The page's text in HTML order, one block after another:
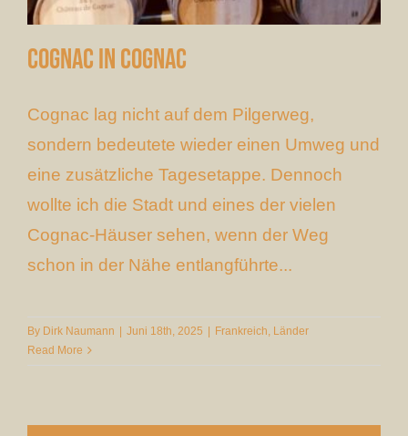
Cognac in Cognac
Cognac lag nicht auf dem Pilgerweg,
sondern bedeutete wieder einen Umweg und
eine zusätzliche Tagesetappe. Dennoch
wollte ich die Stadt und eines der vielen
Cognac-Häuser sehen, wenn der Weg
schon in der Nähe entlangführte...
By Dirk Naumann | Juni 18th, 2025 | Frankreich Länder
Read More